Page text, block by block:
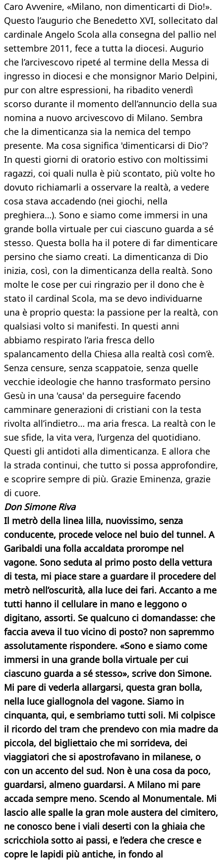
Caro Avvenire, «Milano, non dimenticarti di Dio!».
Questo l’augurio che Benedetto XVI, sollecitato dal
cardinale Angelo Scola alla consegna del pallio nel
settembre 2011, fece a tutta la diocesi. Augurio
che l’arcivescovo ripeté al termine della Messa di
ingresso in diocesi e che monsignor Mario Delpini,
pur con altre espressioni, ha ribadito venerdì
scorso durante il momento dell’annuncio della sua
nomina a nuovo arcivescovo di Milano. Sembra
che la dimenticanza sia la nemica del tempo
presente. Ma cosa significa 'dimenticarsi di Dio'?
In questi giorni di oratorio estivo con moltissimi
ragazzi, coi quali nulla è più scontato, più volte ho
dovuto richiamarli a osservare la realtà, a vedere
cosa stava accadendo (nei giochi, nella
preghiera…). Sono e siamo come immersi in una
grande bolla virtuale per cui ciascuno guarda a sé
stesso. Questa bolla ha il potere di far dimenticare
persino che siamo creati. La dimenticanza di Dio
inizia, così, con la dimenticanza della realtà. Sono
molte le cose per cui ringrazio per il dono che è
stato il cardinal Scola, ma se devo individuarne
una è proprio questa: la passione per la realtà, con
qualsiasi volto si manifesti. In questi anni
abbiamo respirato l’aria fresca dello
spalancamento della Chiesa alla realtà così com’è.
Senza censure, senza scappatoie, senza quelle
vecchie ideologie che hanno trasformato persino
Gesù in una 'causa' da perseguire facendo
camminare generazioni di cristiani con la testa
rivolta all’indietro… ma aria fresca. La realtà con le
sue sfide, la vita vera, l’urgenza del quotidiano.
Questi gli antidoti alla dimenticanza. E allora che
la strada continui, che tutto si possa approfondire,
e scoprire sempre di più. Grazie Eminenza, grazie
di cuore.
Don Simone Riva
Il metrò della linea lilla, nuovissimo, senza
conducente, procede veloce nel buio del tunnel. A
Garibaldi una folla accaldata prorompe nel
vagone. Sono seduta al primo posto della vettura
di testa, mi piace stare a guardare il procedere del
metrò nell’oscurità, alla luce dei fari. Accanto a me
tutti hanno il cellulare in mano e leggono o
digitano, assorti. Se qualcuno ci domandasse: che
faccia aveva il tuo vicino di posto? non sapremmo
assolutamente rispondere. «Sono e siamo come
immersi in una grande bolla virtuale per cui
ciascuno guarda a sé stesso», scrive don Simone.
Mi pare di vederla allargarsi, questa gran bolla,
nella luce giallognola del vagone. Siamo in
cinquanta, qui, e sembriamo tutti soli. Mi colpisce
il ricordo del tram che prendevo con mia madre da
piccola, del bigliettaio che mi sorrideva, dei
viaggiatori che si apostrofavano in milanese, o
con un accento del sud. Non è una cosa da poco,
guardarsi, almeno guardarsi. A Milano mi pare
accada sempre meno. Scendo al Monumentale. Mi
lascio alle spalle la gran mole austera del cimitero,
ne conosco bene i viali deserti con la ghiaia che
scricchiola sotto ai passi, e l’edera che cresce e
copre le lapidi più antiche, in fondo al